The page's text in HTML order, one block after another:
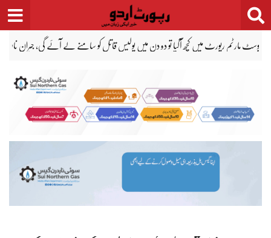
Skip
to
رضا کی موت سے چند گھنٹے قبل آڈیو کال، والد کا بیٹے کی آواز تسلیم کرنے سے انکار